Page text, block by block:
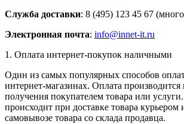
Служба доставки: 8 (495) 123 45 67
Электронная почта: info@innet-it.ru
1. Оплата интернет-покупок наличными
Один из самых популярных способов
интернет-магазинах. Оплата
получения покупателем товара или
происходит при доставке товара курьером
самовывозе товара со склада продавца.